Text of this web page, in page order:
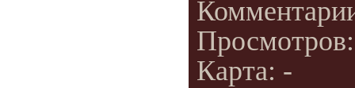
Карта: -